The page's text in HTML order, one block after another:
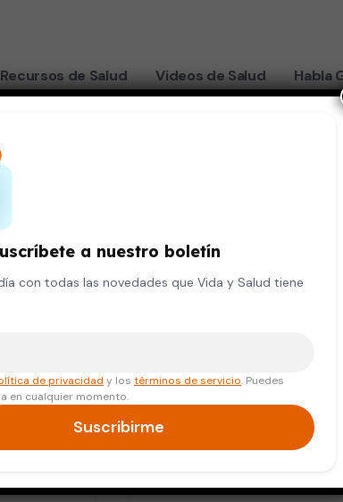
Recursos de Salud Videos de Salud Habla
a nuestro boletín
con todas las novedades que Vida y Salud tiene
de privacidad y lostérminos de servicio. Puedes
en cualquier momento.
Suscribirme